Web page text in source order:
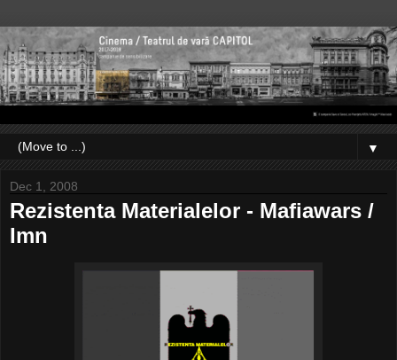
▼
Dec 1, 2008
Rezistenta Materialelor - Mafiawars /
Imn